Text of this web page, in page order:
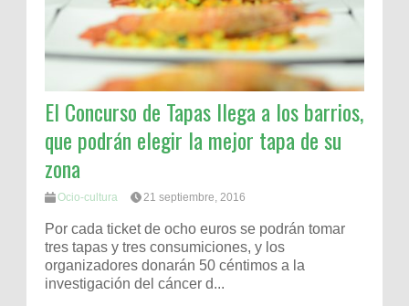
El Concurso de Tapas llega a los barrios,
que podrán elegir la mejor tapa de su
zona
Ocio-cultura 21 septiembre, 2016
Por cada ticket de ocho euros se podrán tomar
tres tapas y tres consumiciones, y los
organizadores donarán 50 céntimos a la
investigación del cáncer d...